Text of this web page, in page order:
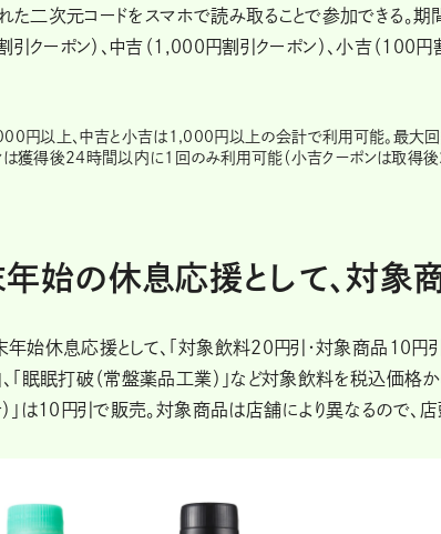
た二次元コードをスマホで読み取ることで参加できる。
引クーポン）、中吉（1,000円割引クーポン）、小吉（100
円以上、中吉と小吉は1,000円以上の会計で利用可能。最大
は獲得後24時間以内に1回のみ利用可能（小吉クーポンは取得
始の休息応援として、対象
年始休息応援として、「対象飲料20円引・対象商品10円引」
、「眠眠打破（常盤薬品工業）」など対象飲料を税込価格から
）」は10円引で販売。対象商品は店舗により異なるので、